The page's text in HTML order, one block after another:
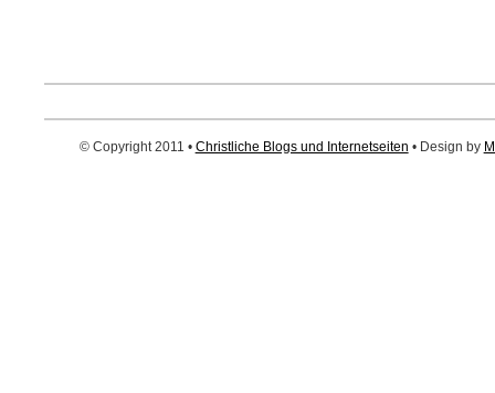
© Copyright 2011 • Christliche Blogs und Internetseiten • Design by